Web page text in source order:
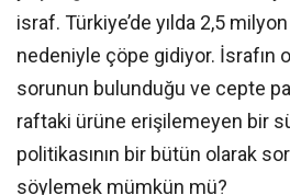
israf. Türkiye’de yılda 2,5
nedeniyle çöpe gidiyor. İsrafın
sorunun bulunduğu ve cepte
raftaki ürüne erişilemeyen bir
politikasının bir bütün olarak
söylemek mümkün mü?